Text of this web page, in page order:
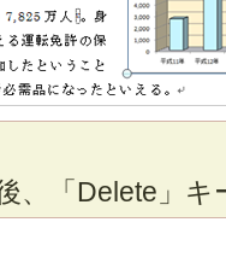
、「Delete」